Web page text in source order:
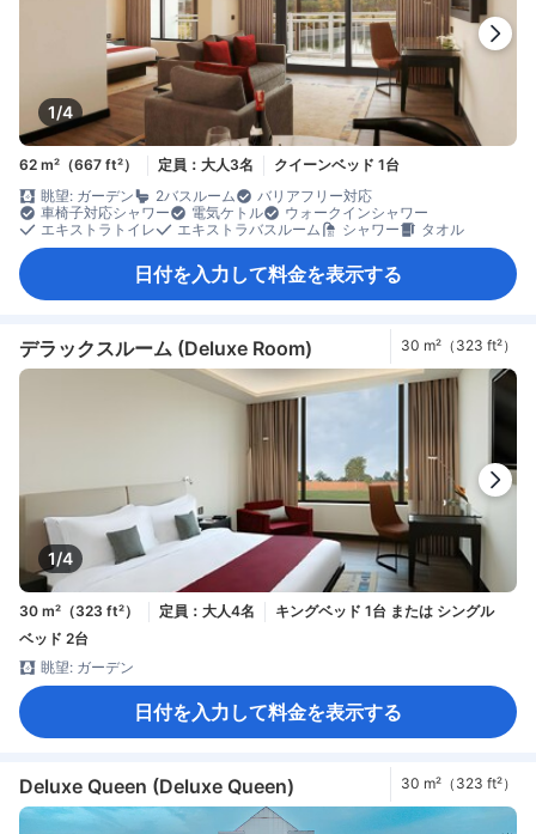
1/4
62 m²（667 ft²） 定員：大人3名
クイーンベッド 1台
眺望: ガーデン
2バスルーム
バリアフリー対応
車椅子対応シャワー
電気ケトル
ウォークインシャワー
エキストラトイレ
エキストラバスルーム シャワー タオル
日付を入力して料金を表示する
デラックスルーム (Deluxe Room) 30 m²（323 ft²）
1/4
30 m²（323 ft²） 定員：大人4名
キングベッド 1台 または シングル
ベッド 2台
眺望: ガーデン
日付を入力して料金を表示する
Deluxe Queen (Deluxe Queen) 30 m²（323 ft²）